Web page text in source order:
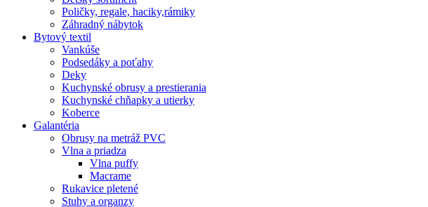
Poličky, regale, haciky,rámiky
Záhradný nábytok
Bytový textil
Vankúše
Podsedáky a poťahy
Deky
Kuchynské obrusy a prestierania
Kuchynské chňapky a utierky
Koberce
Galantéria
Obrusy na metráž PVC
Vlna a priadza
Vlna puffy
Macrame
Rukavice pletené
Stuhy a organzy